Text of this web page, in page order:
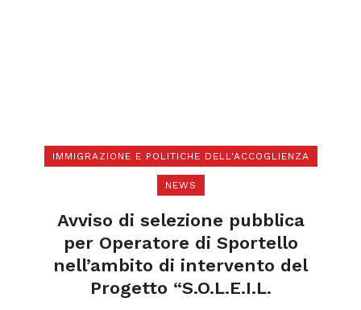
IMMIGRAZIONE E POLITICHE DELL'ACCOGLIENZA
NEWS
Avviso di selezione pubblica
per Operatore di Sportello
nell’ambito di intervento del
Progetto “S.O.L.E.I.L.